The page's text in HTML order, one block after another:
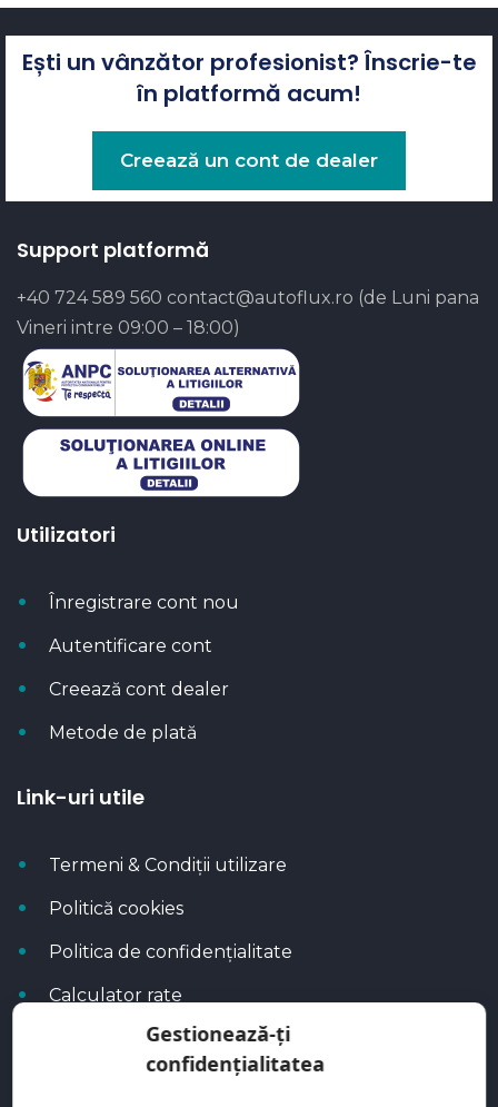
Gestionează-ți
confidențialitatea
Ești un vânzător profesionist? Înscrie-te
în platformă acum!
Creează un cont de dealer
Support platformă
+40 724 589 560 contact@autoflux.ro (de Luni pana
Vineri intre 09:00 – 18:00)
Utilizatori
Înregistrare cont nou
Autentificare cont
Creează cont dealer
Metode de plată
Link-uri utile
Termeni & Condiții utilizare
Politică cookies
Politica de confidențialitate
Calculator rate
Blog Autoflux